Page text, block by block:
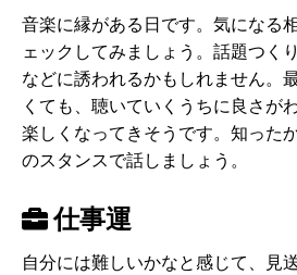
音楽に縁がある日です。気になる
ェックしてみましょう。話題つく
などに誘われるかもしれません。
くても、聴いていくうちに良さが
楽しくなってきそうです。知った
のスタンスで話しましょう。
仕事運
自分には難しいかなと感じて、見